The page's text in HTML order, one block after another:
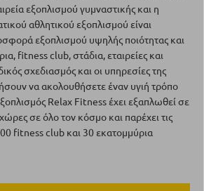
εξοπλισμού γυμναστικής και η
αθλητικού εξοπλισμού είναι
εξοπλισμού υψηλής ποιότητας και
fitness club, στάδια, εταιρείες και
σχεδιασμός και οι υπηρεσίες της
να ακολουθήσετε έναν υγιή τρόπο
Relax Fitness έχει εξαπλωθεί σε
σε όλο τον κόσμο και παρέχει τις
fitness club και 30 εκατομμύρια